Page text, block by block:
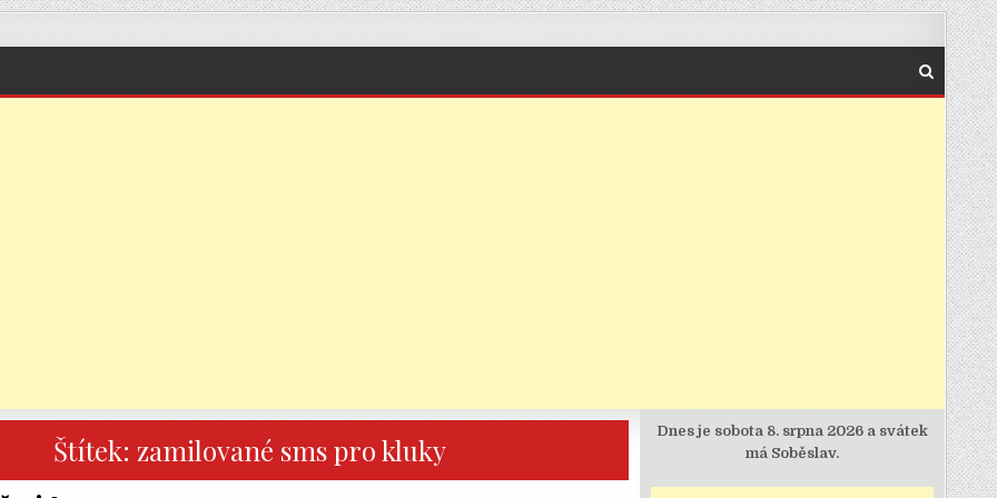
Štítek: zamilované sms pro kluky
Dnes je sobota 8. srpna 2026 a svátek
má Soběslav.